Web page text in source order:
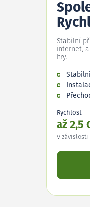
Stabilní
internet,
hry.
Rychlost
až 2,5
V závislosti